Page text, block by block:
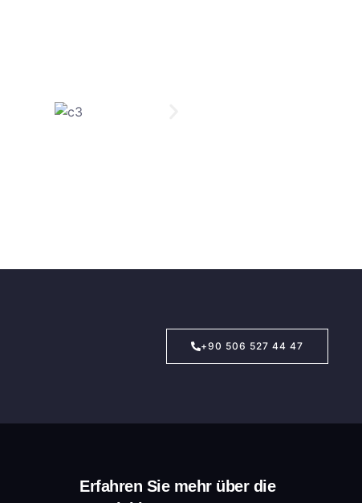
+90 506 527 44 47
Erfahren Sie mehr über die